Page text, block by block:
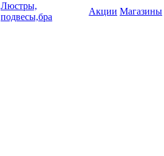
Люстры,
подвесы,бра
Акции Магазины